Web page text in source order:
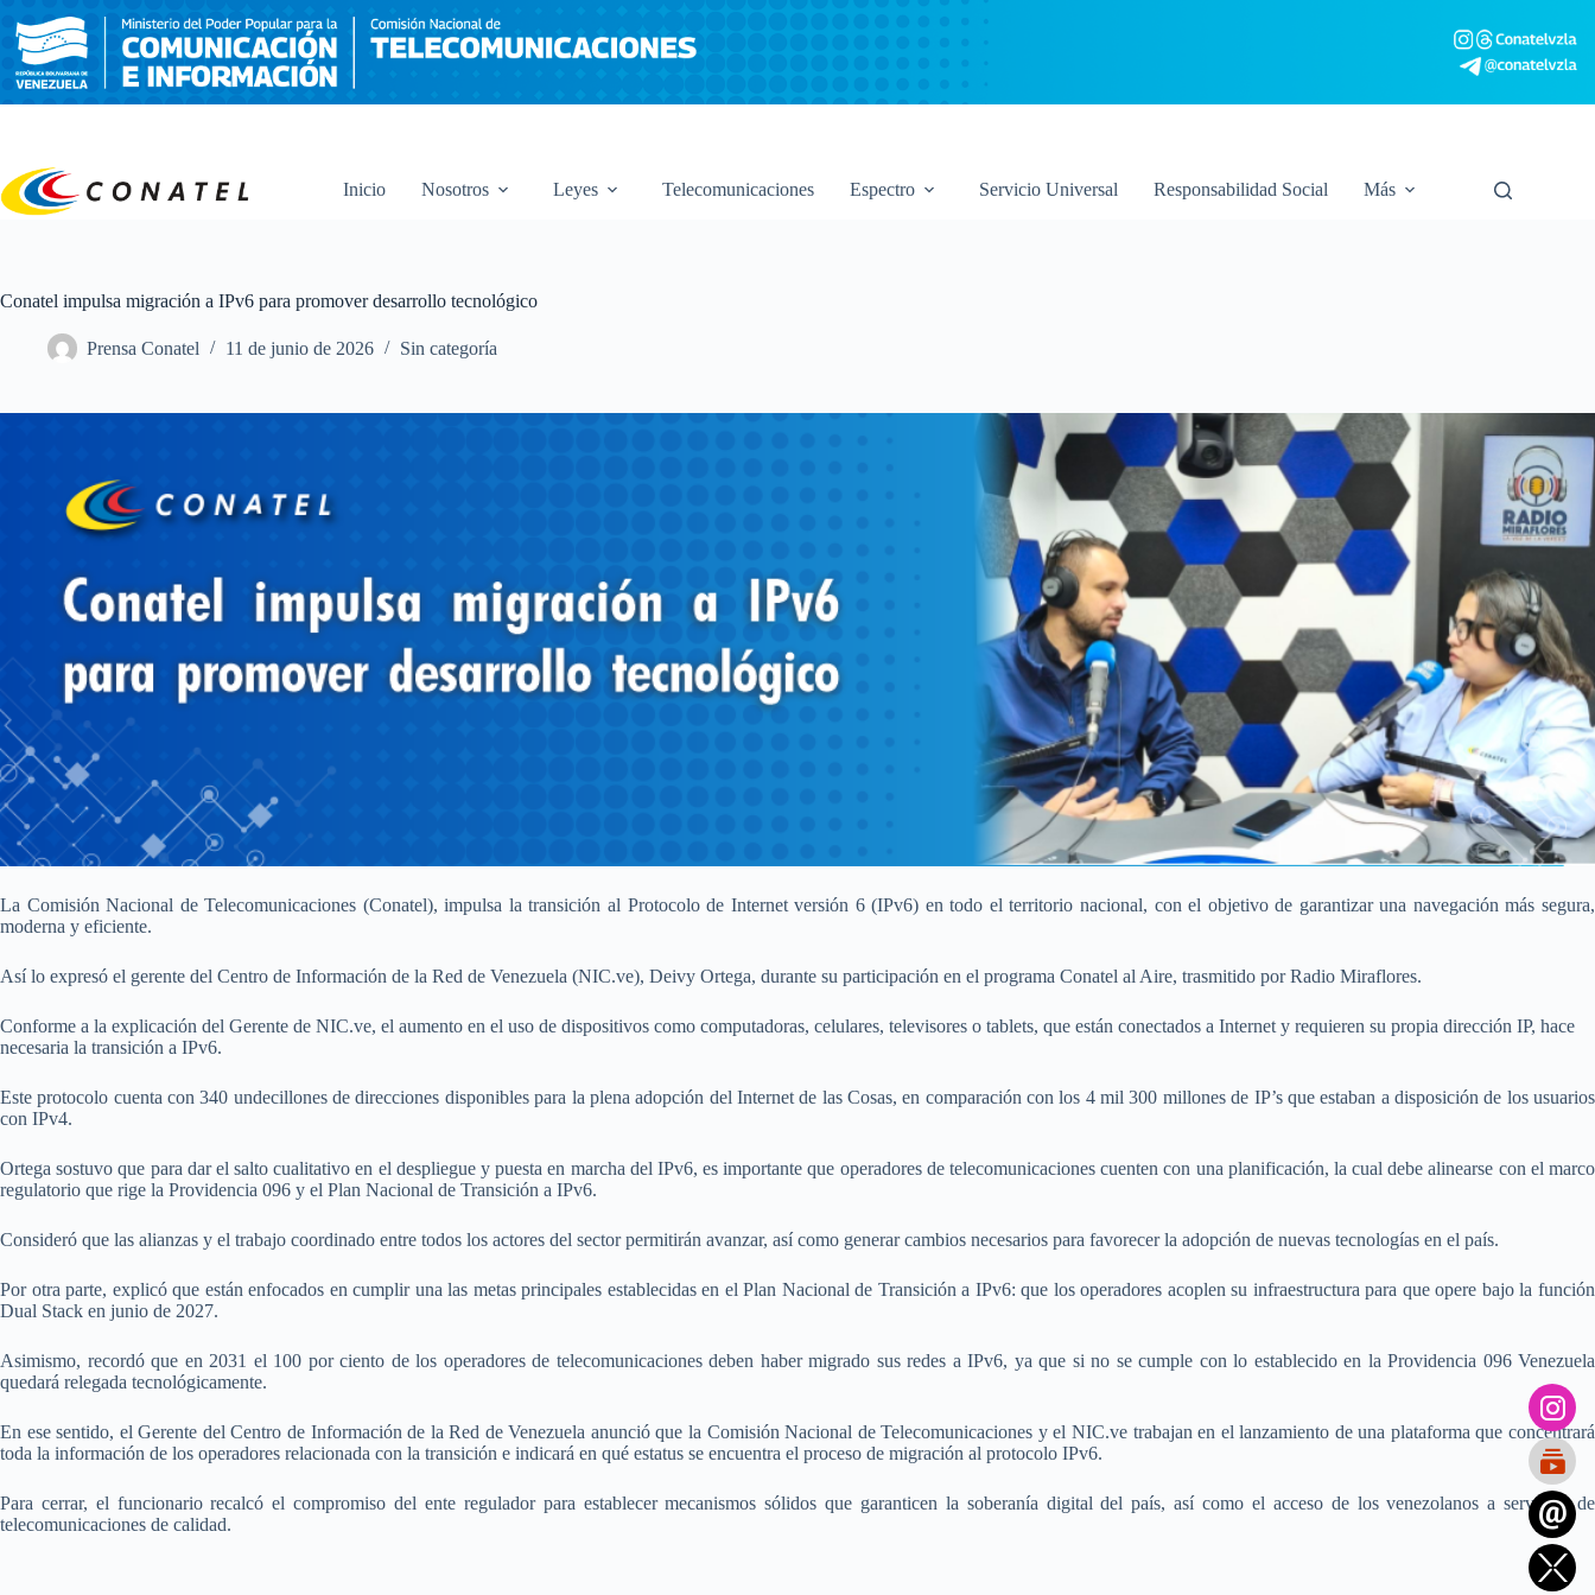
contenido
Inicio Nosotros Leyes Telecomunicaciones Espectro Servicio Universal Responsabilidad Social Más
Conatel impulsa migración a IPv6 para promover desarrollo tecnológico
Prensa Conatel 11 de junio de 2026 Sin categoría
La Comisión Nacional de Telecomunicaciones (Conatel), impulsa la transición al Protocolo de Internet versión 6 (IPv6) en todo el territorio nacional, con el objetivo de garantizar una navegación más segura,
moderna y eficiente.
Así lo expresó el gerente del Centro de Información de la Red de Venezuela (NIC.ve), Deivy Ortega, durante su participación en el programa Conatel al Aire, trasmitido por Radio Miraflores.
Conforme a la explicación del Gerente de NIC.ve, el aumento en el uso de dispositivos como computadoras, celulares, televisores o tablets, que están conectados a Internet y requieren su propia dirección IP, hace
necesaria la transición a IPv6.
Este protocolo cuenta con 340 undecillones de direcciones disponibles para la plena adopción del Internet de las Cosas, en comparación con los 4 mil 300 millones de IP’s que estaban a disposición de los usuarios
con IPv4.
Ortega sostuvo que para dar el salto cualitativo en el despliegue y puesta en marcha del IPv6, es importante que operadores de telecomunicaciones cuenten con una planificación, la cual debe alinearse con el marco
regulatorio que rige la Providencia 096 y el Plan Nacional de Transición a IPv6.
Consideró que las alianzas y el trabajo coordinado entre todos los actores del sector permitirán avanzar, así como generar cambios necesarios para favorecer la adopción de nuevas tecnologías en el país.
Por otra parte, explicó que están enfocados en cumplir una las metas principales establecidas en el Plan Nacional de Transición a IPv6: que los operadores acoplen su infraestructura para que opere bajo la función
Dual Stack en junio de 2027.
Asimismo, recordó que en 2031 el 100 por ciento de los operadores de telecomunicaciones deben haber migrado sus redes a IPv6, ya que si no se cumple con lo establecido en la Providencia 096 Venezuela
quedará relegada tecnológicamente.
En ese sentido, el Gerente del Centro de Información de la Red de Venezuela anunció que la Comisión Nacional de Telecomunicaciones y el NIC.ve trabajan en el lanzamiento de una plataforma que concentrará
toda la información de los operadores relacionada con la transición e indicará en qué estatus se encuentra el proceso de migración al protocolo IPv6.
Para cerrar, el funcionario recalcó el compromiso del ente regulador para establecer mecanismos sólidos que garanticen la soberanía digital del país, así como el acceso de los venezolanos a servicios de
telecomunicaciones de calidad.